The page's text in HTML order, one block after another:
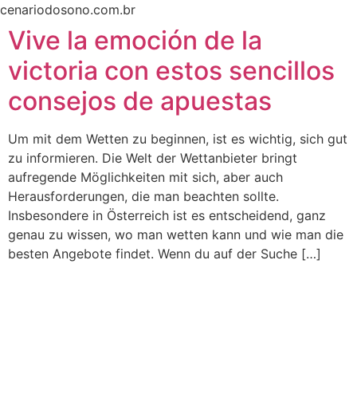
cenariodosono.com.brIr
o
conteúdo
Vive la emoción de la
victoria con estos sencillos
consejos de apuestas
Um mit dem Wetten zu beginnen, ist es wichtig, sich gut
zu informieren. Die Welt der Wettanbieter bringt
aufregende Möglichkeiten mit sich, aber auch
Herausforderungen, die man beachten sollte.
Insbesondere in Österreich ist es entscheidend, ganz
genau zu wissen, wo man wetten kann und wie man die
besten Angebote findet. Wenn du auf der Suche […]